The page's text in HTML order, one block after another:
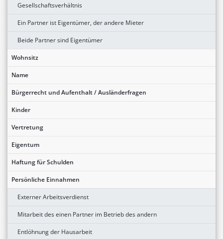
Gesellschaftsverhältnis
Ein Partner ist Eigentümer, der andere Mieter
Beide Partner sind Eigentümer
Wohnsitz
Name
Bürgerrecht und Aufenthalt / Ausländerfragen
Kinder
Vertretung
Eigentum
Haftung für Schulden
Persönliche Einnahmen
Externer Arbeitsverdienst
Mitarbeit des einen Partner im Betrieb des andern
Entlöhnung der Hausarbeit